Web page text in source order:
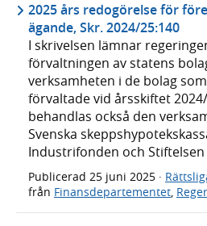
2025 års redogörelse för
ägande, Skr. 2024/25:140
I skrivelsen lämnar
förvaltningen av statens
verksamheten i de bolag
förvaltade vid årsskiftet
behandlas också den
Svenska
Industrifonden och
Publicerad 25 juni 2025 ·
från Finansdepartementet,